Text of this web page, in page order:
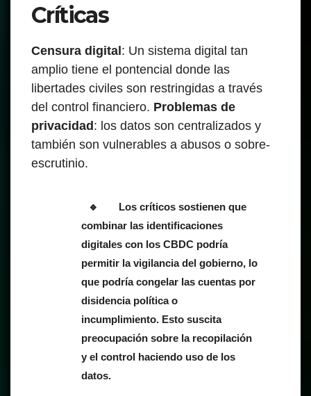
Críticas
Censura digital: Un sistema digital tan
amplio tiene el pontencial donde las
libertades civiles son restringidas a través
del control financiero. Problemas de
privacidad: los datos son centralizados y
también son vulnerables a abusos o sobre-
escrutinio.
Los críticos sostienen que
combinar las identificaciones
digitales con los CBDC podría
permitir la vigilancia del gobierno, lo
que podría congelar las cuentas por
disidencia política o
incumplimiento. Esto suscita
preocupación sobre la recopilación
y el control haciendo uso de los
datos.